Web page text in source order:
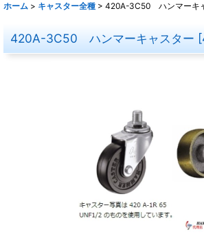
ホーム > キャスター全種 > 420A-3C50 ハンマーキ
420A-3C50 ハンマーキャスター [